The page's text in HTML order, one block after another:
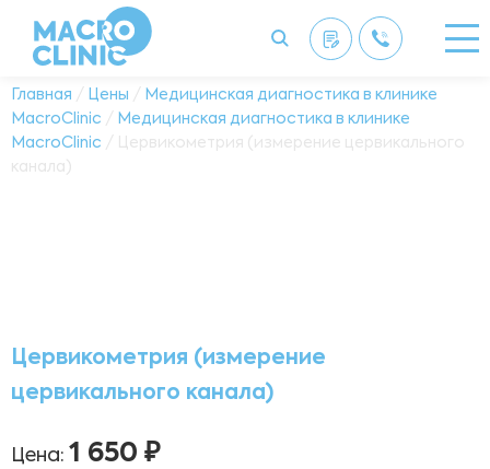
Главная / Цены /
Медицинская диагностика в клинике
MacroClinic /
Медицинская диагностика в клинике
MacroClinic / Цервикометрия (измерение цервикального
канала)
Цервикометрия (измерение
цервикального канала)
Цена: 1 650 ₽